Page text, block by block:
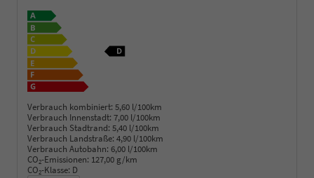
Verbrauch kombiniert: 5,60 l/100km
Verbrauch Innenstadt: 7,00 l/100km
Verbrauch Stadtrand: 5,40 l/100km
Verbrauch Landstraße: 4,90 l/100km
Verbrauch Autobahn: 6,00 l/100km
CO2-Emissionen: 127,00 g/km
CO2-Klasse: D